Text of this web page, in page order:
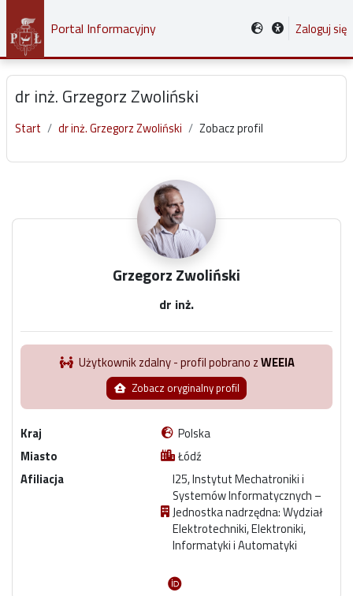
Przejdź do głównej zawartości
Portal Informacyjny Zaloguj się
dr inż. Grzegorz Zwoliński
Start dr inż. Grzegorz Zwoliński Zobacz profil
Grzegorz Zwoliński
dr inż.
Użytkownik zdalny - profil pobrano zWEEIA
Zobacz oryginalny profil
Kraj
Polska
Miasto
Łódź
Afiliacja
I25, Instytut Mechatroniki i
Systemów Informatycznych –
Jednostka nadrzędna: Wydział
Elektrotechniki, Elektroniki,
Informatyki i Automatyki